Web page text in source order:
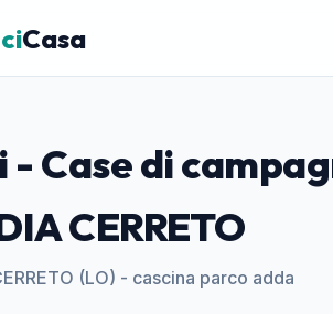
Casa
- Case di
CERRETO
(LO) - cascina parco adda